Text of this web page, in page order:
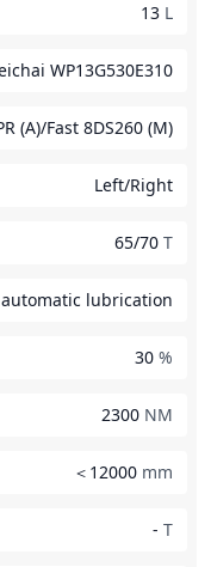
13 L
WP13G530E310
(A)/Fast 8DS260 (M)
Left/Right
65/70 T
lubrication
30 %
2300 NM
＜12000 mm
- T